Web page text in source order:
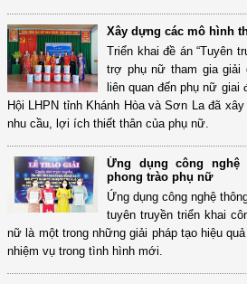
Xây dựng các mô hình
Triển khai đề án “Tuyên
trợ phụ nữ tham gia giải
liên quan đến phụ nữ giai
Hội LHPN tỉnh Khánh Hòa và Sơn La đã
nhu cầu, lợi ích thiết thân của phụ nữ.
Ứng dụng công nghệ
phong trào phụ nữ
Ứng dụng công nghệ
tuyên truyền triển khai
nữ là một trong những giải pháp tạo hiệu
nhiệm vụ trong tình hình mới.